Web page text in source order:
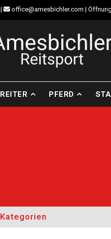
| office@amesbichler.com |
REITER PFERD
Kategorien